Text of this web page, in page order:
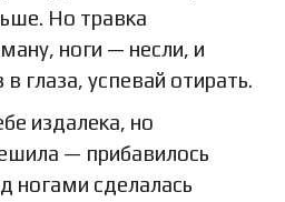
Но травка
ноги — несли, и
в глаза, успевай отирать.
издалека, но
— прибавилось
ногами сделалась